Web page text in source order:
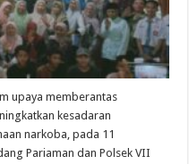
upaya memberantas
kesadaran
narkoba, pada 11
Pariaman dan Polsek VII